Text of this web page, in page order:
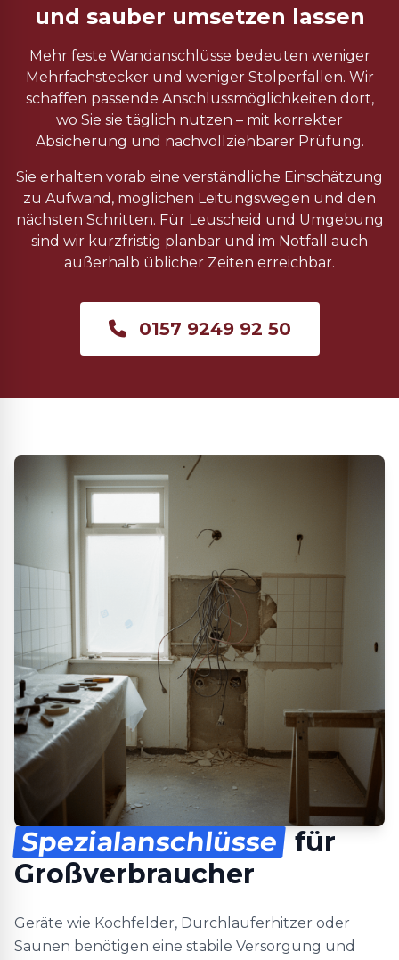
und sauber umsetzen lassen
Mehr feste Wandanschlüsse bedeuten weniger
Mehrfachstecker und weniger Stolperfallen. Wir
schaffen passende Anschlussmöglichkeiten dort,
wo Sie sie täglich nutzen – mit korrekter
Absicherung und nachvollziehbarer Prüfung.
Sie erhalten vorab eine verständliche Einschätzung
zu Aufwand, möglichen Leitungswegen und den
nächsten Schritten. Für Leuscheid und Umgebung
sind wir kurzfristig planbar und im Notfall auch
außerhalb üblicher Zeiten erreichbar.
0157 9249 92 50
Spezialanschlüsse für
Großverbraucher
Geräte wie Kochfelder, Durchlauferhitzer oder
Saunen benötigen eine stabile Versorgung und